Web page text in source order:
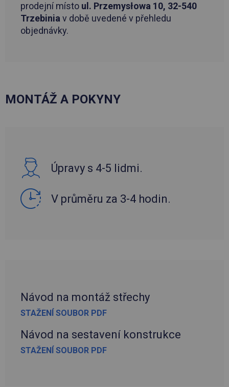
prodejní místo ul. Przemysłowa 10, 32-540
Trzebiniav době uvedené v přehledu
objednávky.
MONTÁŽ A POKYNY
Úpravy s 4-5 lidmi.
V průměru za 3-4 hodin.
Návod na montáž střechy
STAŽENÍ SOUBOR PDF
Návod na sestavení konstrukce
STAŽENÍ SOUBOR PDF